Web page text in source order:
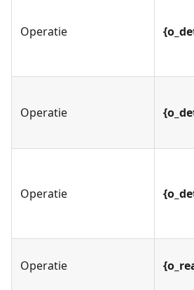
Operatie
Operatie
Operatie
Operatie